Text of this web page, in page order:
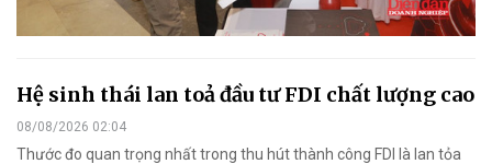
Hệ sinh thái lan toả đầu tư FDI chất lượng cao
08/08/2026 02:04
Thước đo quan trọng nhất trong thu hút thành công FDI là lan tỏa